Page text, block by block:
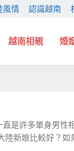
風情 認識越南
越南相親 婚
是許多單身男性
新娘比較好？如